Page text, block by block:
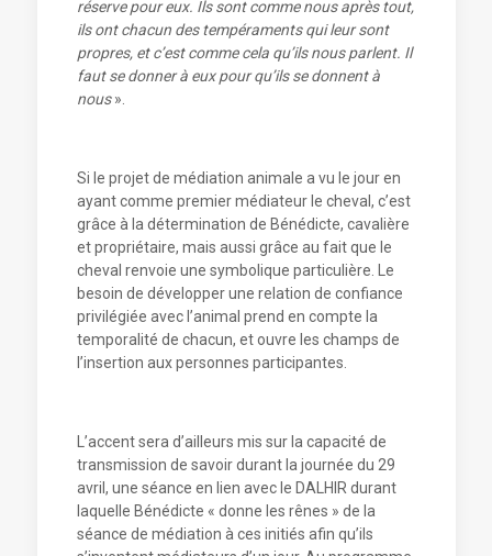
réserve pour eux. Ils sont comme nous après tout,
ils ont chacun des tempéraments qui leur sont
propres, et c’est comme cela qu’ils nous parlent. Il
faut se donner à eux pour qu’ils se donnent à
nous».
Si le projet de médiation animale a vu le jour en
ayant comme premier médiateur le cheval, c’est
grâce à la détermination de Bénédicte, cavalière
et propriétaire, mais aussi grâce au fait que le
cheval renvoie une symbolique particulière. Le
besoin de développer une relation de confiance
privilégiée avec l’animal prend en compte la
temporalité de chacun, et ouvre les champs de
l’insertion aux personnes participantes.
L’accent sera d’ailleurs mis sur la capacité de
transmission de savoir durant la journée du 29
avril, une séance en lien avec le DALHIR durant
laquelle Bénédicte « donne les rênes » de la
séance de médiation à ces initiés afin qu’ils